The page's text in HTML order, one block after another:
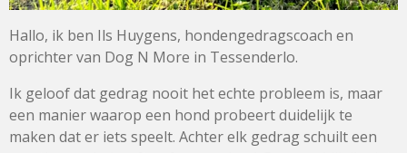
Hallo, ik ben Ils Huygens, hondengedragscoach en
oprichter van Dog N More in Tessenderlo.
Ik geloof dat gedrag nooit het echte probleem is, maar
een manier waarop een hond probeert duidelijk te
maken dat er iets speelt. Achter elk gedrag schuilt een